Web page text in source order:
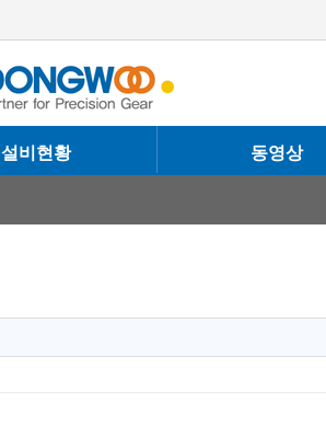
설비현황 동영상